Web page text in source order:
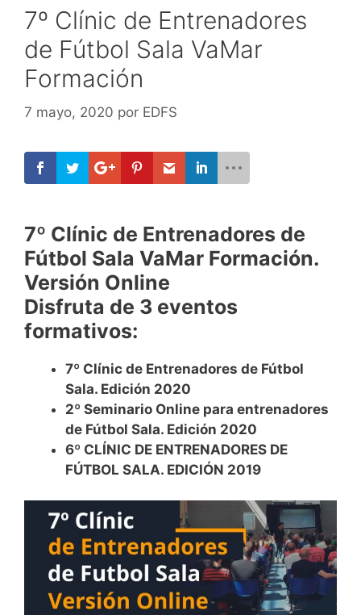
7º Clínic de Entrenadores
de Fútbol Sala VaMar
Formación
7 mayo, 2020 por EDFS
7º Clínic de Entrenadores de
Fútbol Sala VaMar Formación.
Versión Online
Disfruta de 3 eventos
formativos:
7º Clínic de Entrenadores de Fútbol
Sala. Edición 2020
2º Seminario Online para entrenadores
de Fútbol Sala. Edición 2020
6º CLÍNIC DE ENTRENADORES DE
FÚTBOL SALA. EDICIÓN 2019